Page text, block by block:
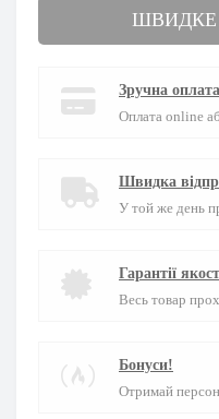
ШВИДКЕ
Зручна оплата
Оплата online
Швидка
У той же день
Гарантії
Весь товар
Бонуси!
Отримай